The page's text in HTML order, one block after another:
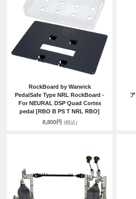
RockBoard by Warwick
PedalSafe Type NRL RockBoard -
For NEURAL DSP Quad Cortex
pedal [RBO B PS T NRL RBO]
8,800円 (税込)